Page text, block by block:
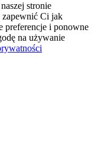
stronie
Ci jak
preferencje i ponowne
na używanie